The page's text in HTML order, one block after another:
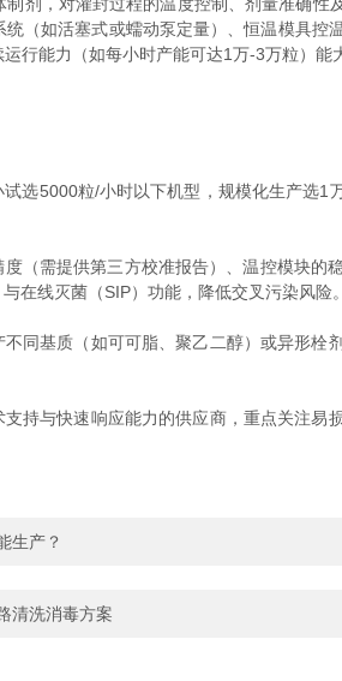
（如活塞式或蠕动泵定量）、恒温模具
行能力（如每小时产能可达1万-3万粒）
5000粒/小时以下机型，规模化生产选1
需提供第三方校准报告）、温控模块的
在线灭菌（SIP）功能，降低交叉污染风险。
基质（如可可脂、聚乙二醇）或异形栓
与快速响应能力的供应商，重点关注易
生产？
清洗消毒方案